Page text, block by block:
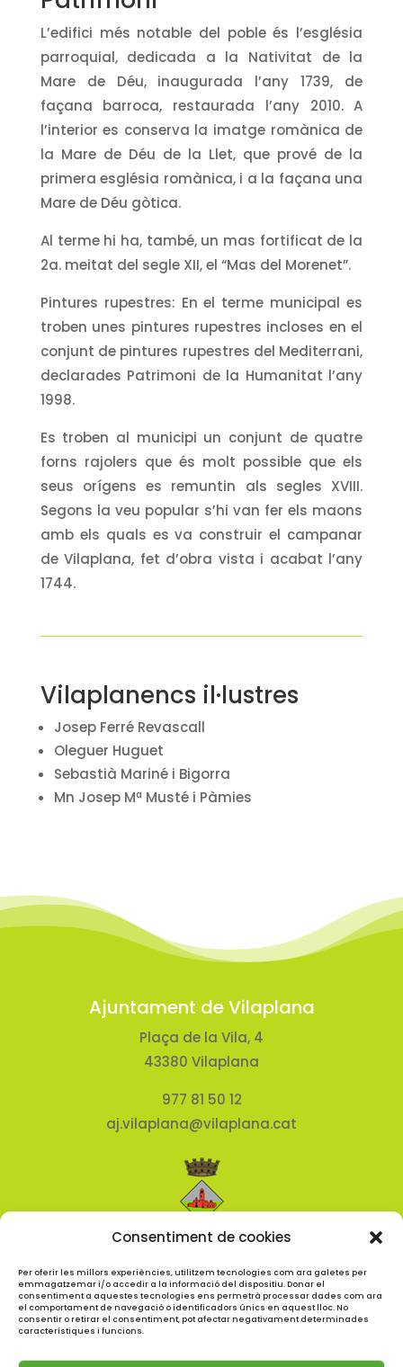
Consentiment de cookies
Per oferir les millors experiències, utilitzem tecnologies com ara galetes per
emmagatzemar i/o accedir a la informació del dispositiu. Donar el
consentiment a aquestes tecnologies ens permetrà processar dades com ara
el comportament de navegació o identificadors únics en aquest lloc. No
consentir o retirar el consentiment, pot afectar negativament determinades
característiques i funcions.
L’edifici més notable del poble és l’església
parroquial, dedicada a la Nativitat de la
Mare de Déu, inaugurada l’any 1739, de
façana barroca, restaurada l’any 2010. A
l’interior es conserva la imatge romànica de
la Mare de Déu de la Llet, que prové de la
primera església romànica, i a la façana una
Mare de Déu gòtica.
Al terme hi ha, també, un mas fortificat de la
2a. meitat del segle XII, el “Mas del Morenet”.
Pintures rupestres: En el terme municipal es
troben unes pintures rupestres incloses en el
conjunt de pintures rupestres del Mediterrani,
declarades Patrimoni de la Humanitat l’any
1998.
Es troben al municipi un conjunt de quatre
forns rajolers que és molt possible que els
seus orígens es remuntin als segles XVIII.
Segons la veu popular s’hi van fer els maons
amb els quals es va construir el campanar
de Vilaplana, fet d’obra vista i acabat l’any
1744.
Vilaplanencs il·lustres
Josep Ferré Revascall
Oleguer Huguet
Sebastià Mariné i Bigorra
Mn Josep Mª Musté i Pàmies
Ajuntament de Vilaplana
Plaça de la Vila, 4
43380 Vilaplana
977 81 50 12
aj.vilaplana@vilaplana.cat